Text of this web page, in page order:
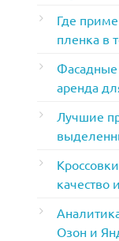
Где
пленка в
аренда
Лучшие
качество
Озон и